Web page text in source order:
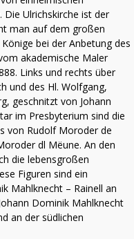
Ulrichskirche ist der
man auf dem großen
bei der Anbetung des
akademische Maler
Links und rechts über
und des Hl. Wolfgang,
geschnitzt von Johann
im Presbyterium sind die
von Rudolf Moroder de
dl Mëune. An den
die lebensgroßen
Figuren sind ein
Mahlknecht – Rainell an
Dominik Mahlknecht
an der südlichen